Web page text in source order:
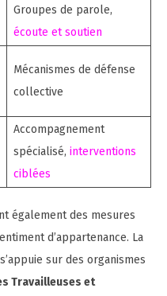
Groupes de parole,
écoute et soutien
Mécanismes de défense
collective
Accompagnement
spécialisé, interventions
ciblées
également des mesures
d’appartenance. La
sur des organismes
Travailleuses et